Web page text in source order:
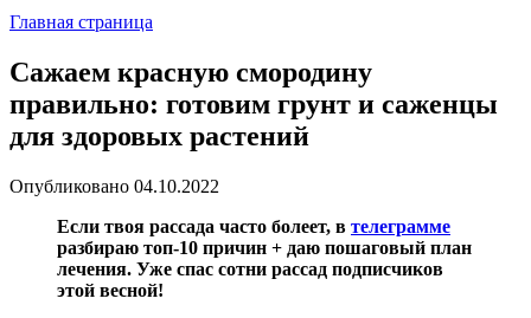
Главная страница
Сажаем красную смородину
правильно: готовим грунт и саженцы
для здоровых растений
Опубликовано 04.10.2022
Если твоя рассада часто болеет, в телеграмме
разбираю топ-10 причин + даю пошаговый план
лечения. Уже спас сотни рассад подписчиков
этой весной!